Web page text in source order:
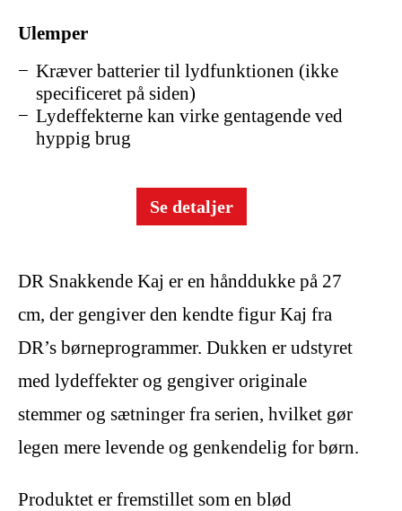
DR Snakkende Kaj er en hånddukke på 27
cm, der gengiver den kendte figur Kaj fra
DR’s børneprogrammer. Dukken er udstyret
med lydeffekter og gengiver originale
stemmer og sætninger fra serien, hvilket gør
legen mere levende og genkendelig for børn.
Produktet er fremstillet som en blød
Ulemper
Kræver batterier til lydfunktionen (ikke
specificeret på siden)
Lydeffekterne kan virke gentagende ved
hyppig brug
Se detaljer